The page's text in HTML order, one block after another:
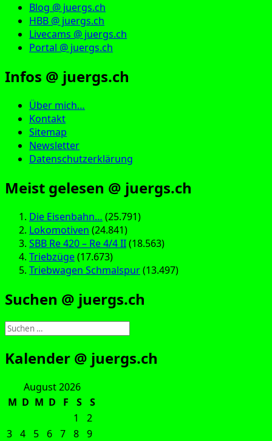
Blog @ juergs.ch
HBB @ juergs.ch
Livecams @ juergs.ch
Portal @ juergs.ch
Infos @ juergs.ch
Über mich…
Kontakt
Sitemap
Newsletter
Datenschutzerklärung
Meist gelesen @ juergs.ch
Die Eisenbahn… (25.791)
Lokomotiven (24.841)
SBB Re 420 – Re 4/4 II(18.563)
Triebzüge(17.673)
Triebwagen Schmalspur(13.497)
Suchen @ juergs.ch
Suchen
nach:
Kalender @ juergs.ch
August 2026
M D M D F S
S
1
2
3 4 5 6 7 8 9